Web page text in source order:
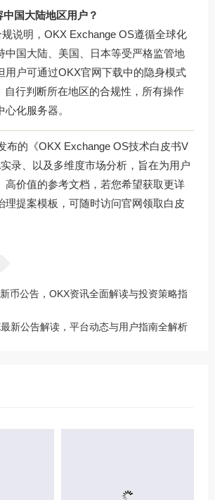
国大陆地区用户？
说明，OKX Exchange OS遵循全球化
中国大陆、美国、日本等受严格监管地
用户可通过OKX官网下载中的隐身模式
自行判断所在地区的合规性，所有操作
化服务器。
布的《OKX Exchange OS技术白皮书V
录、以及多维度市场分析，旨在为用户
高价值的参考文档，若您希望获取更详
理提案模板，可随时访问官网领取白皮
币公告，OKX资讯全面解读与投资策略指
新公告解读，平台动态与用户指南全解析